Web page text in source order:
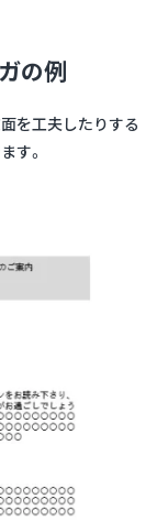
の例
を工夫したりする
す。